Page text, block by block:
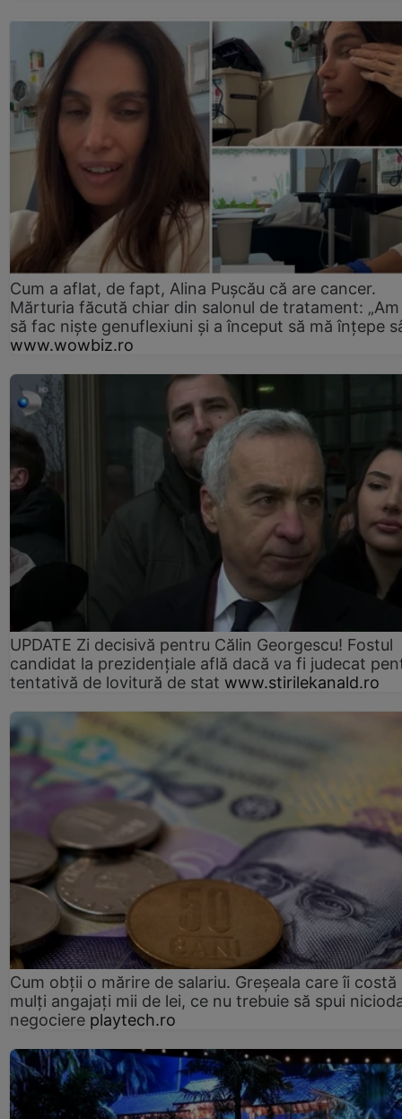
Cum a aflat, de fapt, Alina Pușcău că are cancer.
Mărturia făcută chiar din salonul de tratament:
să fac niște genuflexiuni și a început să mă înțepe
www.wowbiz.ro
UPDATE Zi decisivă pentru Călin Georgescu! Fostul
candidat la prezidențiale află dacă va fi judecat
tentativă de lovitură de stat www.stirilekanald.ro
Cum obții o mărire de salariu. Greșeala care îi costă
mulți angajați mii de lei, ce nu trebuie să spui
negociere playtech.ro